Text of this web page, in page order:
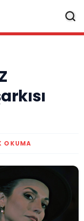
OKUMA